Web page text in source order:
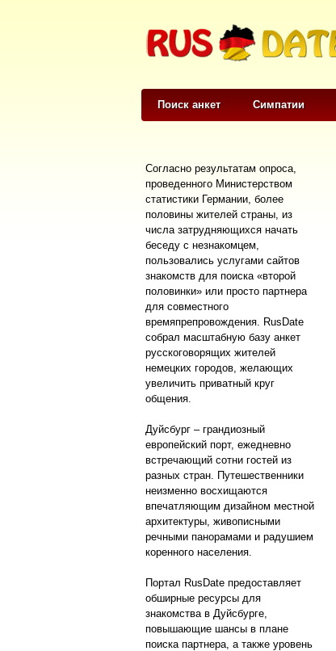
Поиск анкет Симпатии
Согласно результатам опроса,
проведенного Министерством
статистики Германии, более
половины жителей страны, из
числа затрудняющихся начать
беседу с незнакомцем,
пользовались услугами сайтов
знакомств для поиска «второй
половинки» или просто партнера
для совместного
времяпрепровождения. RusDate
собрал масштабную базу анкет
русскоговорящих жителей
немецких городов, желающих
увеличить приватный круг
общения.
Дуйсбург – грандиозный
европейский порт, ежедневно
встречающий сотни гостей из
разных стран. Путешественники
неизменно восхищаются
впечатляющим дизайном местной
архитектуры, живописными
речными панорамами и радушием
коренного населения.
Портал RusDate предоставляет
обширные ресурсы для
знакомства в Дуйсбурге,
повышающие шансы в плане
поиска партнера, а также уровень